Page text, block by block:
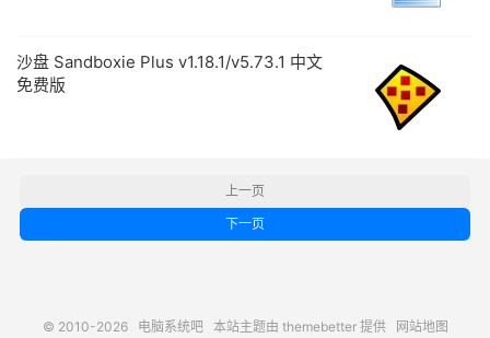
沙盘 Sandboxie Plus v1.18.1/v5.73.1 中文
免费版
上一页
下一页
© 2010-2026 电脑系统吧本站主题由 themebetter提供
网站地图